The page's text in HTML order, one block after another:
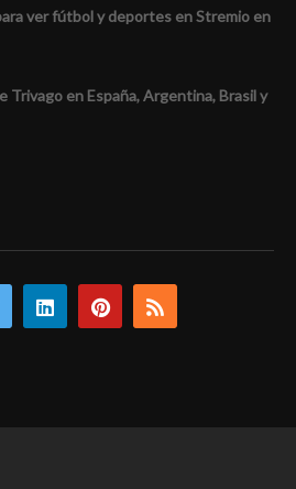
ver fútbol y deportes en Stremio en
Trivago en España, Argentina, Brasil y